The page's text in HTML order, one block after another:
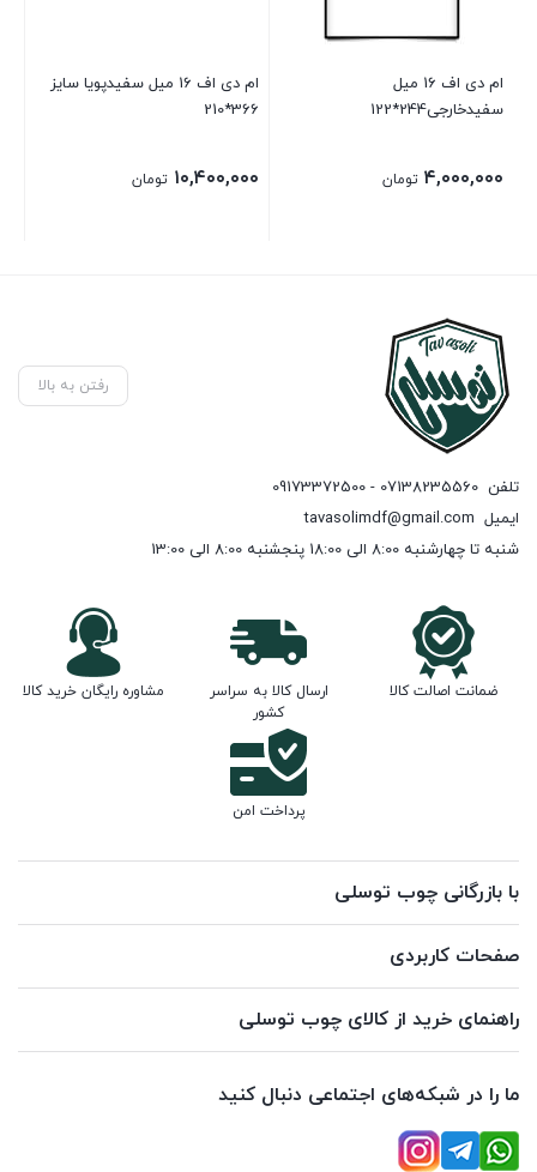
ام دی اف 16 میل
سفیدخارجی244*122
۴,۰۰۰,۰۰۰ تومان
ام دی اف 16 میل سفیدپویا سایز
366*210
۱۰,۴۰۰,۰۰۰ تومان
رفتن به بالا
تلفن 07138235560 - 09173372500
ایمیل tavasolimdf@gmail.com
شنبه تا چهارشنبه 8:00 الی 18:00 پنجشنبه 8:00 الی 13:00
ضمانت اصالت کالا
ارسال کالا به سراسر
کشور
مشاوره رایگان خرید کالا
پرداخت امن
با بازرگانی چوب توسلی
صفحات کاربردی
راهنمای خرید از کالای چوب توسلی
ما را در شبکه‌های اجتماعی دنبال کنید